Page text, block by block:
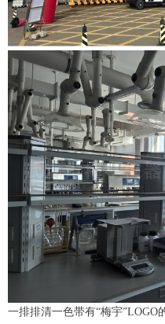
一排排清一色带有“梅宇